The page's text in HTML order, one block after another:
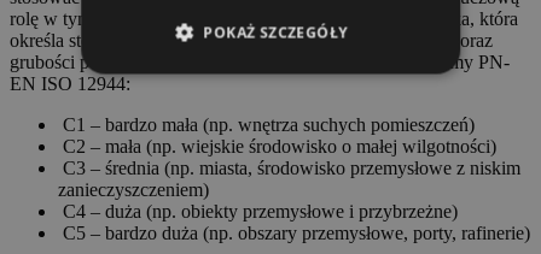
rolę w tym procesie odgrywa klasa korozyjności środowiska, która
określa stopień zagrożenia korozją i wpływa na dobór farb oraz
grubości powłok ochronnych. Klasy korozyjności wg normy PN-
EN ISO 12944:
C1 – bardzo mała (np. wnętrza suchych pomieszczeń)
C2 – mała (np. wiejskie środowisko o małej wilgotności)
C3 – średnia (np. miasta, środowisko przemysłowe z niskim
zanieczyszczeniem)
C4 – duża (np. obiekty przemysłowe i przybrzeżne)
C5 – bardzo duża (np. obszary przemysłowe, porty, rafinerie)
POKAŻ SZCZEGÓŁY